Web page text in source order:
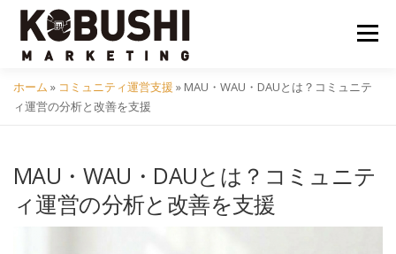
メニュ
会社概要 採用
コミュニティ サービス 資料DL 問い合わせ
ホーム » コミュニティ運営支援 » MAU・WAU・DAUとは？コミュニテ
ィ運営の分析と改善を支援
MAU・WAU・DAUとは？コミュニテ
ィ運営の分析と改善を支援